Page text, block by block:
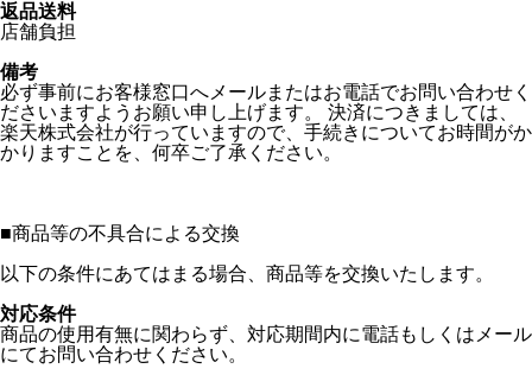
返品送料
店舗負担
備考
必ず事前にお客様窓口へメールまたはお電話でお問い合わせく
ださいますようお願い申し上げます。 決済につきましては、
楽天株式会社が行っていますので、手続きについてお時間がか
かりますことを、何卒ご了承ください。
■商品等の不具合による交換
以下の条件にあてはまる場合、商品等を交換いたします。
対応条件
商品の使用有無に関わらず、対応期間内に電話もしくはメール
にてお問い合わせください。